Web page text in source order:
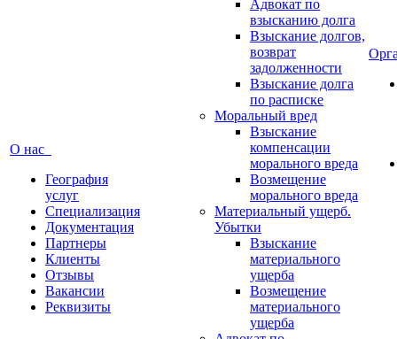
О нас
География
услуг
Специализация
Документация
Партнеры
Клиенты
Отзывы
Вакансии
Реквизиты
Адвокат по
взысканию долга
Взыскание долгов,
возврат
задолженности
Взыскание долга
по расписке
Моральный вред
Взыскание
компенсации
морального вреда
Возмещение
морального вреда
Материальный ущерб.
Убытки
Взыскание
материального
ущерба
Возмещение
материального
ущерба